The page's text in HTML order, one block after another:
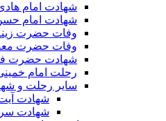
شهادت امام
شهادت امام
وفات حضرت
وفات حضرت
شهادت حضرت
رحلت امام
سایر رحلت و
شهادت آیت
شهادت